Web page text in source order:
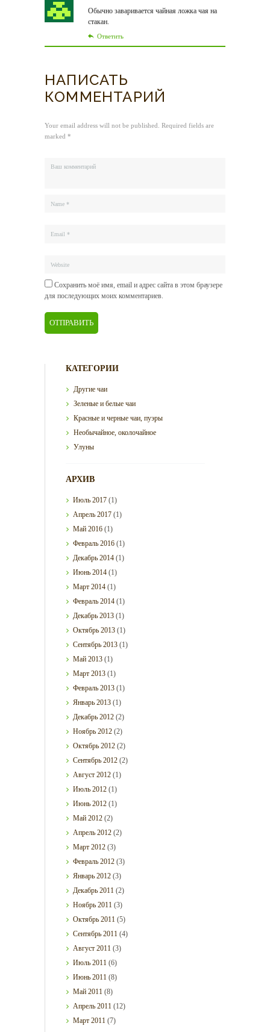
Обычно заваривается чайная ложка чая на
стакан.
Ответить
НАПИСАТЬ
КОММЕНТАРИЙ
Your email address will not be published. Required fields are
marked *
Сохранить моё имя, email и адрес сайта в этом браузере
для последующих моих комментариев.
КАТЕГОРИИ
Другие чаи
Зеленые и белые чаи
Красные и черные чаи, пуэры
Необычайное, околочайное
Улуны
АРХИВ
Июль2017 (1)
Апрель2017 (1)
Май2016 (1)
Февраль2016 (1)
Декабрь2014 (1)
Июнь2014 (1)
Март2014 (1)
Февраль2014 (1)
Декабрь2013 (1)
Октябрь2013 (1)
Сентябрь2013 (1)
Май2013 (1)
Март2013 (1)
Февраль2013 (1)
Январь2013 (1)
Декабрь2012 (2)
Ноябрь2012 (2)
Октябрь2012 (2)
Сентябрь2012 (2)
Август2012 (1)
Июль2012 (1)
Июнь2012 (1)
Май2012 (2)
Апрель2012 (2)
Март2012 (3)
Февраль2012 (3)
Январь2012 (3)
Декабрь2011 (2)
Ноябрь2011 (3)
Октябрь2011 (5)
Сентябрь2011 (4)
Август2011 (3)
Июль2011 (6)
Июнь2011 (8)
Май2011 (8)
Апрель2011 (12)
Март2011 (7)